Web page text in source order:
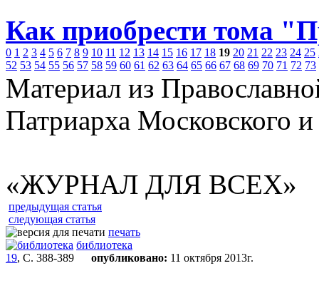
Как приобрести тома
0 1 2 3 4 5 6 7 8 9 10 11 12 13 14 15 16 17 18 19 20 21 22 23 24 25
52 53 54 55 56 57 58 59 60 61 62 63 64 65 66 67 68 69 70 71 72 73
Материал из
Патриарха Московского
«ЖУРНАЛ ДЛЯ ВСЕХ»
предыдущая статья
следующая статья
печать
библиотека
19, С. 388-389 опубликовано: 11 октября 2013г.